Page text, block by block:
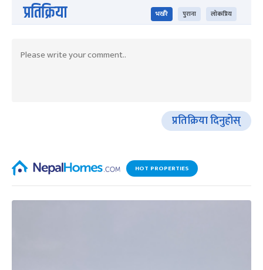
प्रतिक्रिया भर्खरै पुराना लोकप्रिय
प्रतिक्रिया दिनुहोस्
HOT PROPERTIES